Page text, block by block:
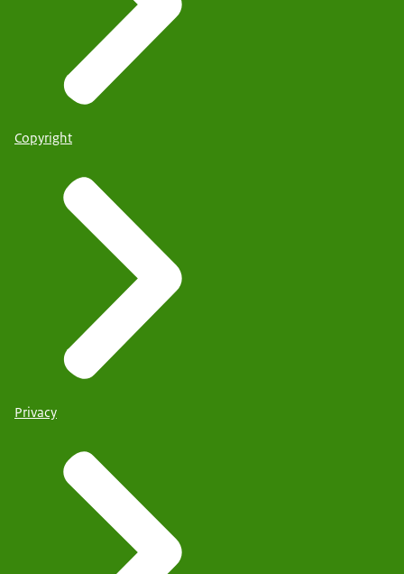
Copyright
Privacy